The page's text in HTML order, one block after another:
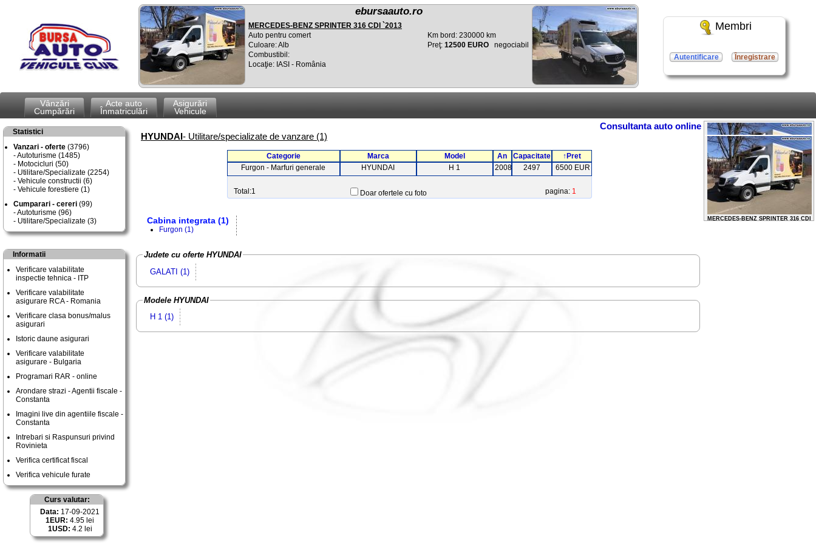
ebursaauto.ro
MERCEDES-BENZ SPRINTER 316 CDI `2013
Auto pentru comert
Culoare: Alb
Combustibil:
Locaţie: IASI - România
Km bord: 230000 km
Preţ: 12500 EURO negociabil
Membri
Autentificare Înregistrare
Vânzări
Cumpărări
Acte auto
Înmatriculări
Asigurări
Vehicule
Statistici
Vanzari - oferte (3796)
Autoturisme (1485)
Motocicluri (50)
Utilitare/Specializate (2254)
Vehicule constructii (6)
Vehicule forestiere (1)
Cumparari - cereri (99)
Autoturisme (96)
Utilitare/Specializate (3)
Informatii
Verificare valabilitate
inspectie tehnica - ITP
Verificare valabilitate
asigurare RCA - Romania
Verificare clasa bonus/malus
asigurari
Istoric daune asigurari
Verificare valabilitate
asigurare - Bulgaria
Programari RAR - online
Arondare strazi - Agentii fiscale -
Constanta
Imagini live din agentiile fiscale -
Constanta
Intrebari si Raspunsuri privind
Rovinieta
Verifica certificat fiscal
Verifica vehicule furate
Curs valutar:
Data: 17-09-2021
1EUR: 4.95 lei
1USD: 4.2 lei
Consultanta auto online
HYUNDAI- Utilitare/specializate de vanzare (1)
Categorie Marca Model An Capacitate
↑Pret
Furgon - Marfuri generale
HYUNDAI H 1 2008 2497 6500 EUR
Total:1 Doar ofertele cu foto pagina: 1
Cabina integrata (1)
Furgon (1)
Judete cu oferte HYUNDAI
GALATI (1)
Modele HYUNDAI
H 1 (1)
MERCEDES-BENZ SPRINTER 316 CDI
2013 / 12500 EURO